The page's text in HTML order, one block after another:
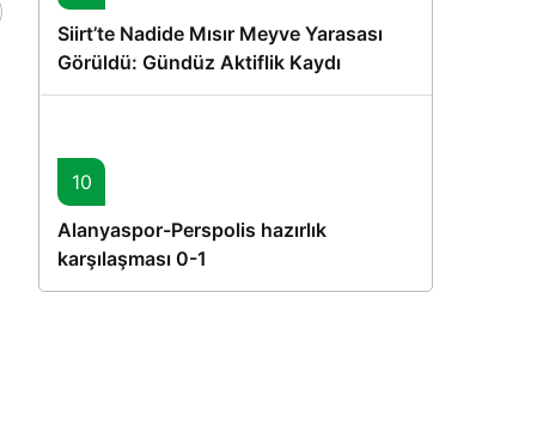
Siirt’te Nadide Mısır Meyve Yarasası
Görüldü: Gündüz Aktiflik Kaydı
10
Alanyaspor-Perspolis hazırlık
karşılaşması 0-1